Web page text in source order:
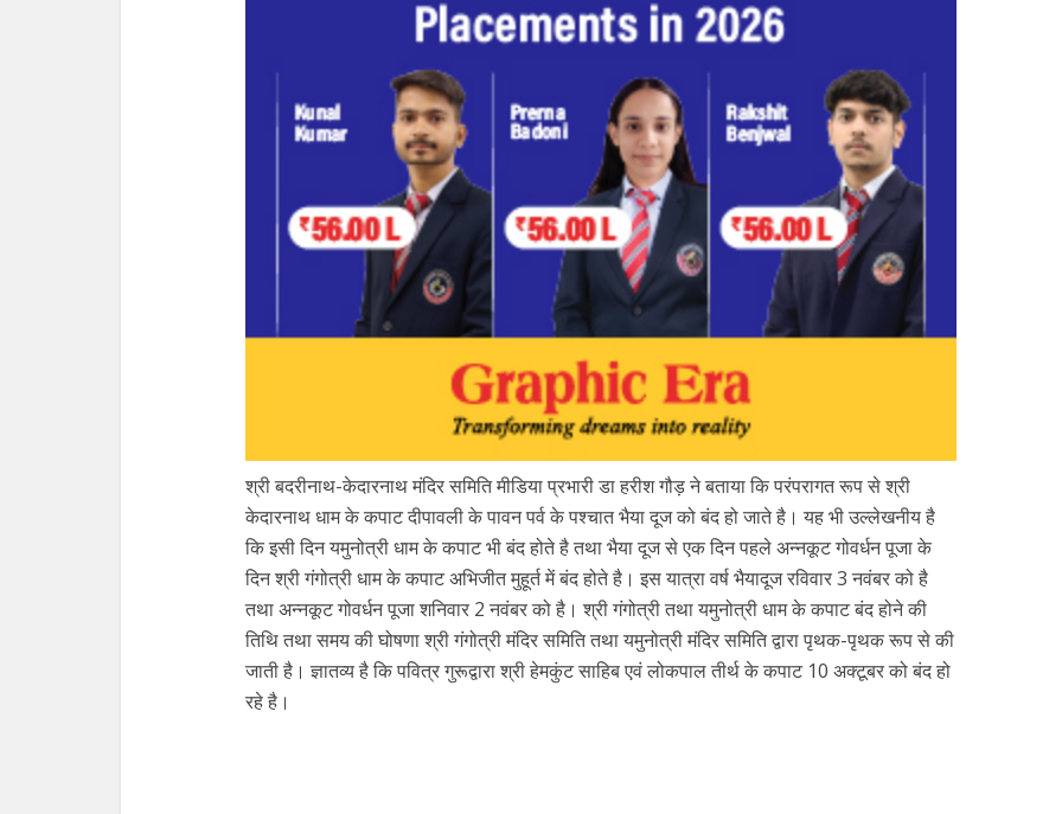
श्री बदरीनाथ-केदारनाथ मंदिर समिति मीडिया प्रभारी डा हरीश गौड़ ने बताया कि परंपरागत रूप से श्री
केदारनाथ धाम के कपाट दीपावली के पावन पर्व के पश्चात भैया दूज को बंद हो जाते है। यह भी उल्लेखनीय है
कि इसी दिन यमुनोत्री धाम के कपाट भी बंद होते है तथा भैया दूज से एक दिन पहले अन्नकूट गोवर्धन पूजा के
दिन श्री गंगोत्री धाम के कपाट अभिजीत मुहूर्त में बंद होते है। इस यात्रा वर्ष भैयादूज रविवार 3 नवंबर को है
तथा अन्नकूट गोवर्धन पूजा शनिवार 2 नवंबर को है। श्री गंगोत्री तथा यमुनोत्री धाम के कपाट बंद होने की
तिथि तथा समय की घोषणा श्री गंगोत्री मंदिर समिति तथा यमुनोत्री मंदिर समिति द्वारा पृथक-पृथक रूप से की
जाती है। ज्ञातव्य है कि पवित्र गुरूद्वारा श्री हेमकुंट साहिब एवं लोकपाल तीर्थ के कपाट 10 अक्टूबर को बंद हो
रहे है।